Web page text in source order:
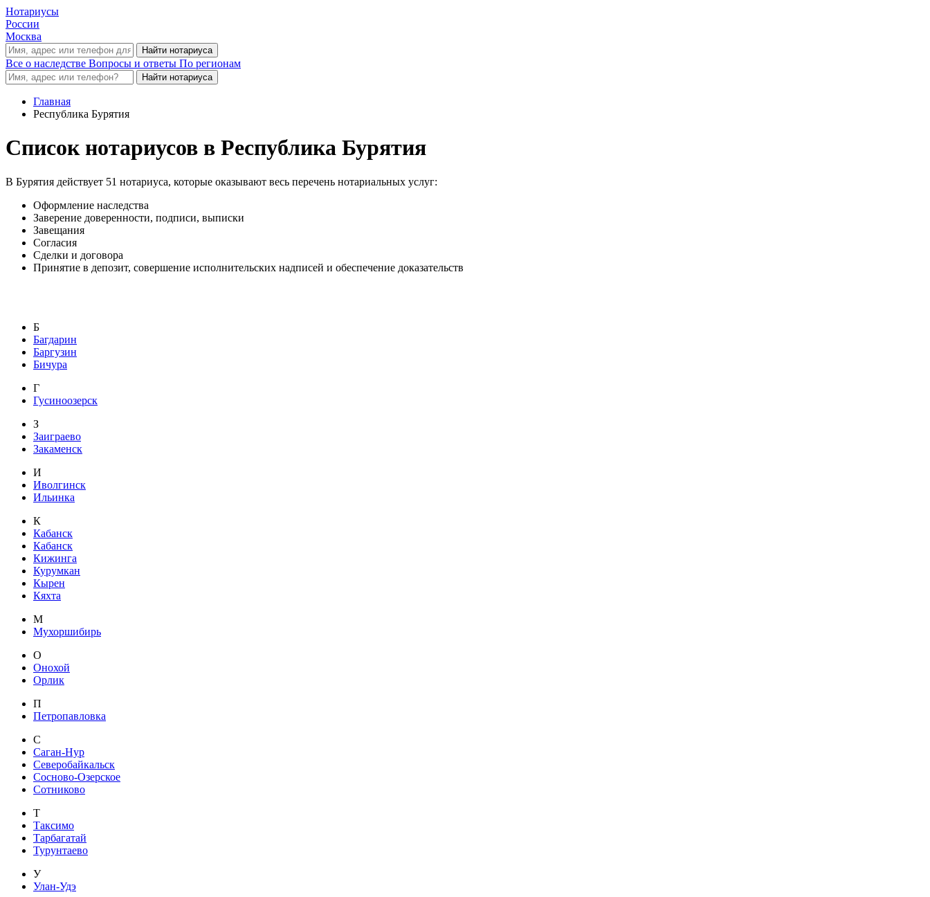
Нотариусы
России
Москва
Все о наследстве Вопросы и ответы По регионам
Главная
Республика Бурятия
Список нотариусов в Республика Бурятия
В Бурятия действует 51 нотариуса, которые оказывают весь перечень нотариальных услуг:
Оформление наследства
Заверение доверенности, подписи, выписки
Завещания
Согласия
Сделки и договора
Принятие в депозит, совершение исполнительских надписей и обеспечение доказательств
Б
Багдарин
Баргузин
Бичура
Г
Гусиноозерск
З
Заиграево
Закаменск
И
Иволгинск
Ильинка
К
Кабанск
Кабанск
Кижинга
Курумкан
Кырен
Кяхта
М
Мухоршибирь
О
Онохой
Орлик
П
Петропавловка
С
Саган-Нур
Северобайкальск
Сосново-Озерское
Сотниково
Т
Таксимо
Тарбагатай
Турунтаево
У
Улан-Удэ